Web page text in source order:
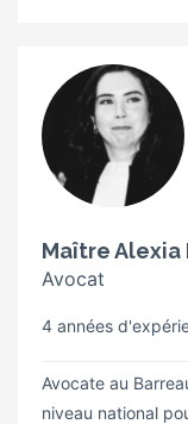
Maître Alexia
Avocat
4 années
Avocate au
niveau national